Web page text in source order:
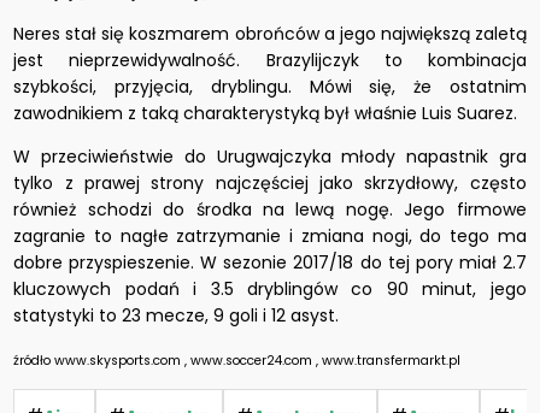
Neres stał się koszmarem obrońców a jego największą zaletą
jest nieprzewidywalność. Brazylijczyk to kombinacja
szybkości, przyjęcia, dryblingu. Mówi się, że ostatnim
zawodnikiem z taką charakterystyką był właśnie Luis Suarez.
W przeciwieństwie do Urugwajczyka młody napastnik gra
tylko z prawej strony najczęściej jako skrzydłowy, często
również schodzi do środka na lewą nogę. Jego firmowe
zagranie to nagłe zatrzymanie i zmiana nogi, do tego ma
dobre przyspieszenie. W sezonie 2017/18 do tej pory miał 2.7
kluczowych podań i 3.5 dryblingów co 90 minut, jego
statystyki to 23 mecze, 9 goli i 12 asyst.
źródło www.skysports.com , www.soccer24.com , www.transfermarkt.pl